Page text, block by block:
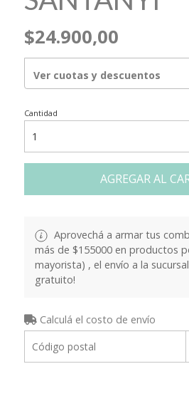
$24.900,00
Ver cuotas y descuentos
Cantidad
AGREGAR AL
Aprovechá a armar tus
más de $155000 en productos
mayorista) , el envío a la
gratuito!
Calculá el costo de envío